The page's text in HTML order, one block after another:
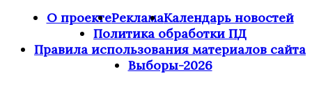
О проектеРекламаКалендарь новостей
Политика обработки ПД
Правила использования материалов сайта
Выборы-2026